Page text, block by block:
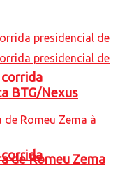
BTG/Nexus
de Romeu Zema